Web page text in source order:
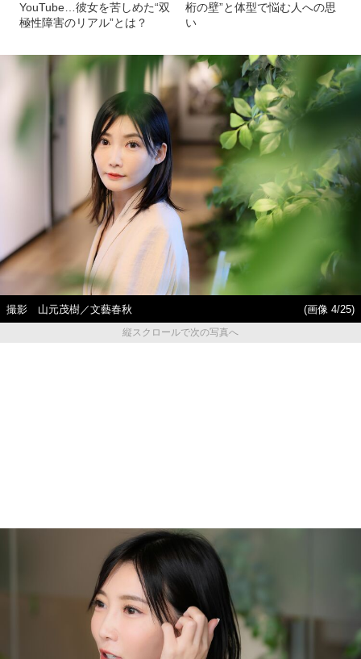
YouTube…彼女を苦しめた“双
極性障害のリアル”とは？
桁の壁”と体型で悩む人への思
い
撮影 山元茂樹／文藝春秋
(画像 4/25)
縦スクロールで次の写真へ